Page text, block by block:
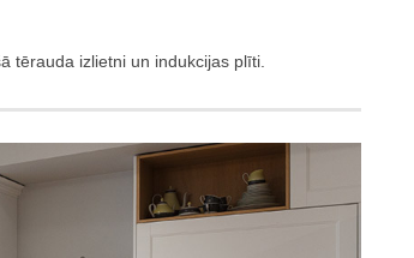
tērauda izlietni un indukcijas plīti.